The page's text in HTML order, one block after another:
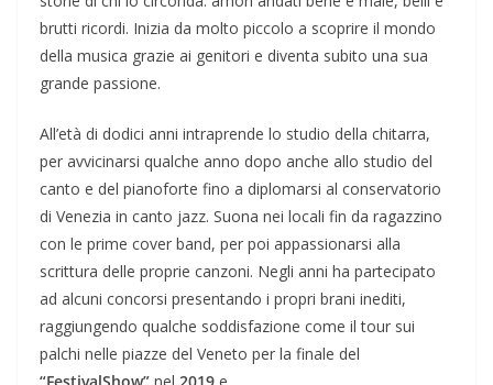
brutti ricordi. Inizia da molto piccolo a scoprire il mondo
della musica grazie ai genitori e diventa subito una sua
grande passione.
All’età di dodici anni intraprende lo studio della chitarra,
per avvicinarsi qualche anno dopo anche allo studio del
canto e del pianoforte fino a diplomarsi al conservatorio
di Venezia in canto jazz. Suona nei locali fin da ragazzino
con le prime cover band, per poi appassionarsi alla
scrittura delle proprie canzoni. Negli anni ha partecipato
ad alcuni concorsi presentando i propri brani inediti,
raggiungendo qualche soddisfazione come il tour sui
palchi nelle piazze del Veneto per la finale del